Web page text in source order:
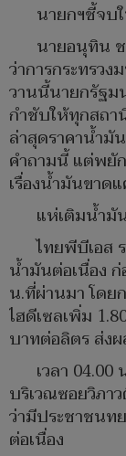
นายกฯชี้จบ
นายอนุทิน
ว่าการกระทรว
วานนี้นายกรัฐม
กำชับให้ทุกสถ
ล่าสุดราคาน้ำ
คำถามนี้ แต่พยั
เรื่องน้ำมันขาด
แห่เติมน้ำมั
ไทยพีบีเอส
น้ำมันต่อเนื่อง
น.ที่ผ่านมา โดย
ไฮดีเซลเพิ่ม
บาทต่อลิตร ส่ง
เวลา
บริเวณซอยวิภา
ว่ามีประชาชนท
ต่อเนื่อง